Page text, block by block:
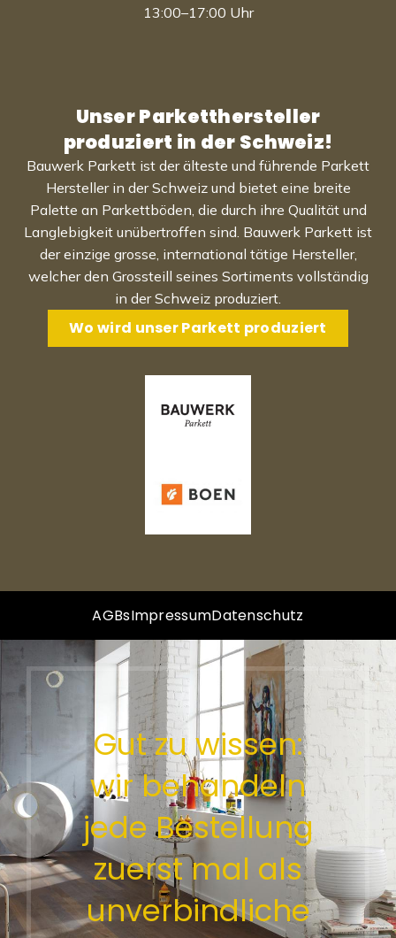
13:00–17:00 Uhr
Unser Parketthersteller
produziert in der Schweiz!
Bauwerk Parkett ist der älteste und führende Parkett
Hersteller in der Schweiz und bietet eine breite
Palette an Parkettböden, die durch ihre Qualität und
Langlebigkeit unübertroffen sind. Bauwerk Parkett ist
der einzige grosse, international tätige Hersteller,
welcher den Grossteill seines Sortiments vollständig
in der Schweiz produziert.
Wo wird unser Parkett produziert
AGBsImpressumDatenschutz
Gut zu wissen:
wir behandeln
jede Bestellung
zuerst mal als
unverbindliche